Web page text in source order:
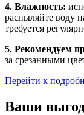
4. Влажность:
распыляйте воду
требуется
5. Рекомендуем
за срезанными
Перейти к
Ваши